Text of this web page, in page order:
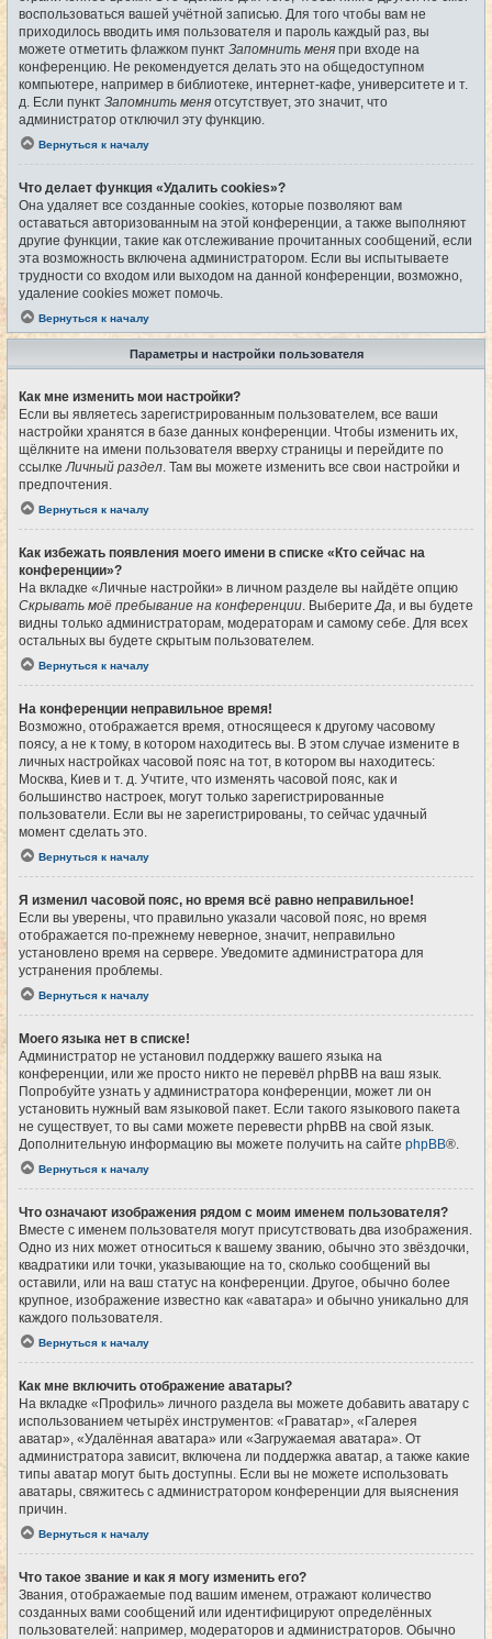
воспользоваться вашей учётной записью. Для того чтобы вам не
приходилось вводить имя пользователя и пароль каждый раз, вы
можете отметить флажком пункт Запомнить меня при входе на
конференцию. Не рекомендуется делать это на общедоступном
компьютере, например в библиотеке, интернет-кафе, университете и т.
д. Если пункт Запомнить меня отсутствует, это значит, что
администратор отключил эту функцию.
Вернуться к началу
Что делает функция «Удалить cookies»?
Она удаляет все созданные cookies, которые позволяют вам
оставаться авторизованным на этой конференции, а также выполняют
другие функции, такие как отслеживание прочитанных сообщений, если
эта возможность включена администратором. Если вы испытываете
трудности со входом или выходом на данной конференции, возможно,
удаление cookies может помочь.
Вернуться к началу
Параметры и настройки пользователя
Как мне изменить мои настройки?
Если вы являетесь зарегистрированным пользователем, все ваши
настройки хранятся в базе данных конференции. Чтобы изменить их,
щёлкните на имени пользователя вверху страницы и перейдите по
ссылкеЛичный раздел. Там вы можете изменить все свои настройки и
предпочтения.
Вернуться к началу
Как избежать появления моего имени в списке «Кто сейчас на
конференции»?
На вкладке «Личные настройки» в личном разделе вы найдёте опцию
Скрывать моё пребывание на конференции. ВыберитеДа, и вы будете
видны только администраторам, модераторам и самому себе. Для всех
остальных вы будете скрытым пользователем.
Вернуться к началу
На конференции неправильное время!
Возможно, отображается время, относящееся к другому часовому
поясу, а не к тому, в котором находитесь вы. В этом случае измените в
личных настройках часовой пояс на тот, в котором вы находитесь:
Москва, Киев и т. д. Учтите, что изменять часовой пояс, как и
большинство настроек, могут только зарегистрированные
пользователи. Если вы не зарегистрированы, то сейчас удачный
момент сделать это.
Вернуться к началу
Я изменил часовой пояс, но время всё равно неправильное!
Если вы уверены, что правильно указали часовой пояс, но время
отображается по-прежнему неверное, значит, неправильно
установлено время на сервере. Уведомите администратора для
устранения проблемы.
Вернуться к началу
Моего языка нет в списке!
Администратор не установил поддержку вашего языка на
конференции, или же просто никто не перевёл phpBB на ваш язык.
Попробуйте узнать у администратора конференции, может ли он
установить нужный вам языковой пакет. Если такого языкового пакета
не существует, то вы сами можете перевести phpBB на свой язык.
Дополнительную информацию вы можете получить на сайте phpBB®.
Вернуться к началу
Что означают изображения рядом с моим именем пользователя?
Вместе с именем пользователя могут присутствовать два изображения.
Одно из них может относиться к вашему званию, обычно это звёздочки,
квадратики или точки, указывающие на то, сколько сообщений вы
оставили, или на ваш статус на конференции. Другое, обычно более
крупное, изображение известно как «аватара» и обычно уникально для
каждого пользователя.
Вернуться к началу
Как мне включить отображение аватары?
На вкладке «Профиль» личного раздела вы можете добавить аватару с
использованием четырёх инструментов: «Граватар», «Галерея
аватар», «Удалённая аватара» или «Загружаемая аватара». От
администратора зависит, включена ли поддержка аватар, а также какие
типы аватар могут быть доступны. Если вы не можете использовать
аватары, свяжитесь с администратором конференции для выяснения
причин.
Вернуться к началу
Что такое звание и как я могу изменить его?
Звания, отображаемые под вашим именем, отражают количество
созданных вами сообщений или идентифицируют определённых
пользователей: например, модераторов и администраторов. Обычно